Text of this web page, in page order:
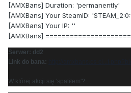
[AMXBans] Duration: 'permanently'
[AMXBans] Your SteamID:
[AMXBans] Your IP: ''
[AMXBans]
Serwer: dd2
Link do bana:
W której akcji się 'spaliłem'? ...